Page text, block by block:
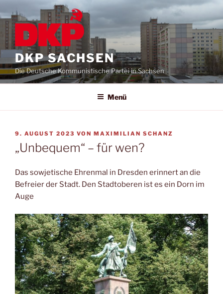
DKP SACHSEN
Die Deutsche Kommunistische Partei in Sachsen
Menü
9. AUGUST 2023 VON MAXIMILIAN SCHANZ
„Unbequem“ – für wen?
Das sowjetische Ehrenmal in Dresden erinnert an die
Befreier der Stadt. Den Stadtoberen ist es ein Dorn im
Auge